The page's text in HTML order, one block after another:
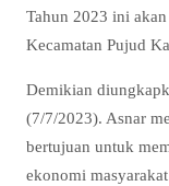
Tahun 2023 ini
Kecamatan Pujud
Demikian
(7/7/2023). Asnar
bertujuan untuk
ekonomi